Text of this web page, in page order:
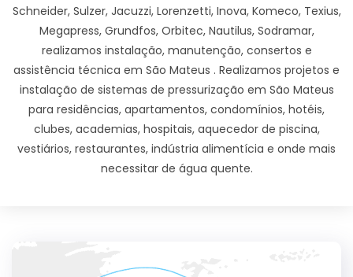
Schneider, Sulzer, Jacuzzi, Lorenzetti, Inova, Komeco, Texius,
Megapress, Grundfos, Orbitec, Nautilus, Sodramar,
realizamos instalação, manutenção, consertos e
assistência técnica em São Mateus . Realizamos projetos e
instalação de sistemas de pressurização em São Mateus
para residências, apartamentos, condomínios, hotéis,
clubes, academias, hospitais, aquecedor de piscina,
vestiários, restaurantes, indústria alimentícia e onde mais
necessitar de água quente.